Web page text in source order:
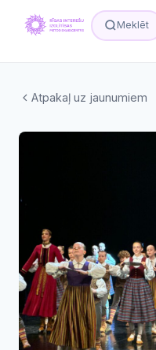
Meklēt
Atpakaļ uz jaunumiem